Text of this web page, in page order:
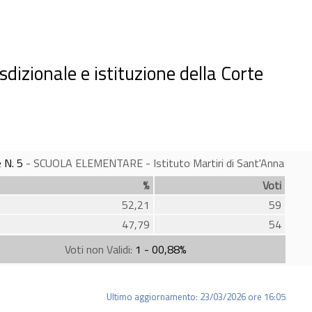
e istituzione della Corte
N. 5 - SCUOLA ELEMENTARE - Istituto Martiri di Sant'Anna
%
Voti
52,21
59
47,79
54
Voti non Validi: 1 - 00,88%
Ultimo aggiornamento: 23/03/2026 ore 16:05